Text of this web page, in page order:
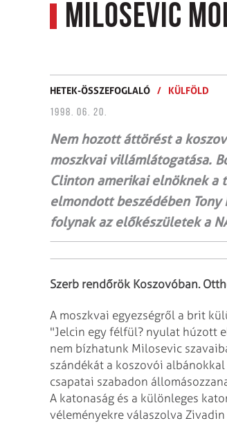
Milosevic
HETEK-ÖSSZEFOGLALÓ / KÜLFÖLD
1998. 06. 20.
Nem hozott áttörést a
moszkvai villámlátogatása.
Clinton amerikai elnöknek a
elmondott beszédében
folynak az előkészületek a
Szerb rendőrök Koszovóban.
A moszkvai egyezségről a brit
"Jelcin egy félfül? nyulat húzott
nem bízhatunk Milosevic
szándékát a koszovói albánokkal
csapatai szabadon
A katonaság és a különleges
véleményekre válaszolva